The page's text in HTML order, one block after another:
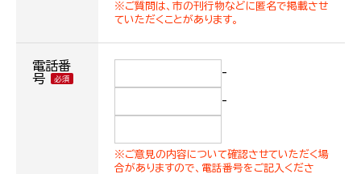
※ご質問は、市の刊行物などに匿名で掲載させ
ていただくことがあります。
電話番
号
-
-
※ご意見の内容について確認させていただく場
合がありますので、電話番号をご記入くださ